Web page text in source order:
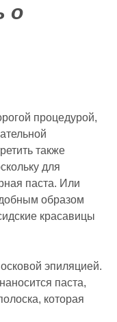
о
процедурой,
также
для
паста. Или
образом
красавицы
эпиляцией.
паста,
которая